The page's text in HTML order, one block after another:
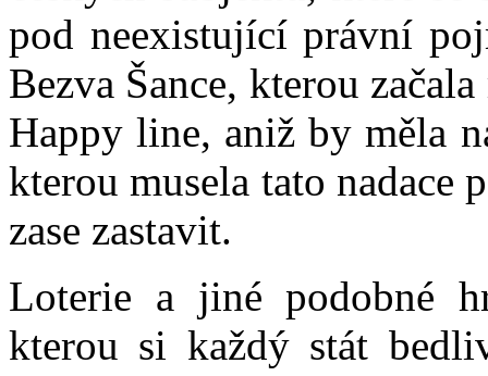
pod neexistující právní
Bezva Šance, kterou
Happy line, aniž by měla
kterou musela tato nadace
zase zastavit.
Loterie a jiné podobné
kterou si každý stát